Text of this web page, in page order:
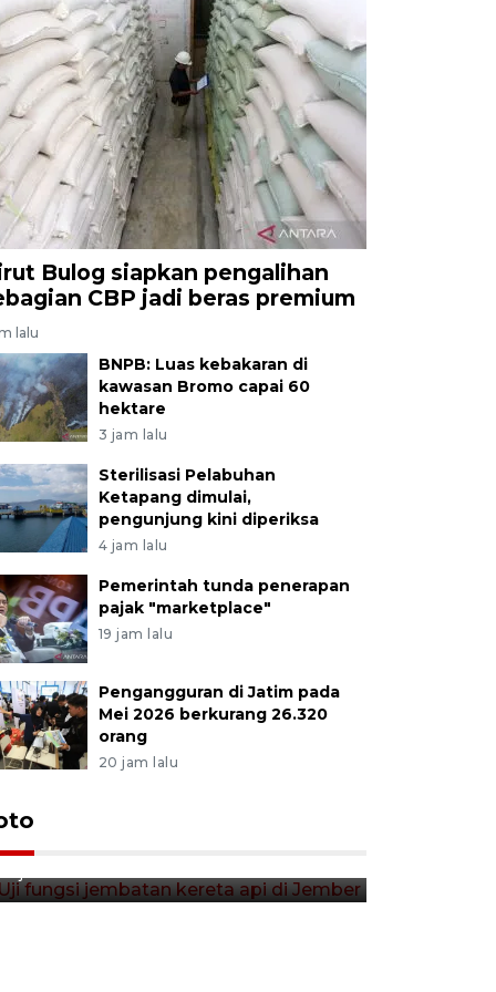
Bulog siapkan pengalihan
CBP jadi beras premium
lalu
BNPB: Luas kebakaran di
kawasan Bromo capai 60
hektare
3 jam lalu
Sterilisasi Pelabuhan
Ketapang dimulai,
pengunjung kini diperiksa
4 jam lalu
Pemerintah tunda penerapan
pajak "marketplace"
19 jam lalu
Pengangguran di Jatim pada
Mei 2026 berkurang 26.320
orang
20 jam lalu
Uji fungsi jembatan kereta api
di Jember